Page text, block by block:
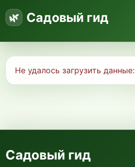
Садовый гид
Не удалось загрузить данные:
Садовый гид